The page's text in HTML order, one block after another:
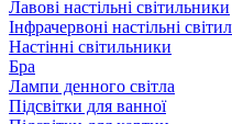
Лавові настільні світильники
Інфрачервоні настільні
Настінні світильники
Бра
Лампи денного світла
Підсвітки для ванної